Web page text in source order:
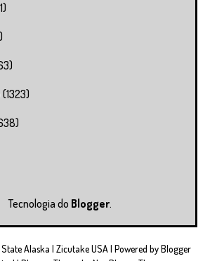
(1323)
Tecnologia do Blogger.
State Alaska | Zicutake USA| Powered byBlogger